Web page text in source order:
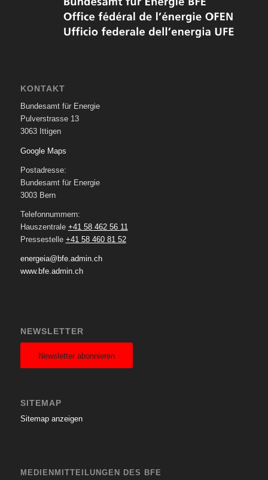
KONTAKT
Bundesamt für Energie
Pulverstrasse 13
3063 Ittigen
Google Maps
Postadresse:
Bundesamt für Energie
3003 Bern
Telefonnummern:
Hauszentrale +41 58 462 56 11
Pressestelle +41 58 460 81 52
energeia@bfe.admin.ch
www.bfe.admin.ch
NEWSLETTER
Newsletter abonnieren
SITEMAP
Sitemap anzeigen
MEDIENMITTEILUNGEN DES BFE